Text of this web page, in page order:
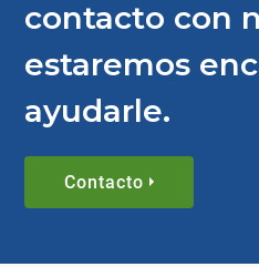
contacto con
estaremos
ayudarle.
Contacto